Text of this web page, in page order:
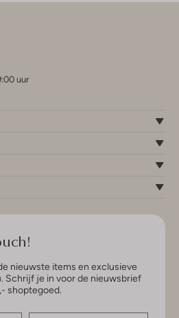
uur
nieuwste items en exclusieve
Schrijf je in voor de nieuwsbrief
shoptegoed.